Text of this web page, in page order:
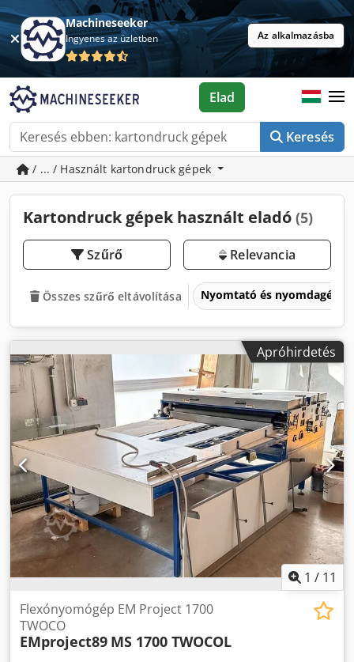
Machineseeker
Ingyenes az üzletben Az alkalmazásba
Keresés
Elad
/ ... / Használt kartondruck gépek
Kartondruck gépek használt eladó (5)
Szűrő Relevancia
Összes szűrő eltávolítása Nyomtató és
Apróhirdetés
1 / 11
Flexónyomógép EM Project 1700
TWOCO
EMproject89 MS 1700 TWOCOL